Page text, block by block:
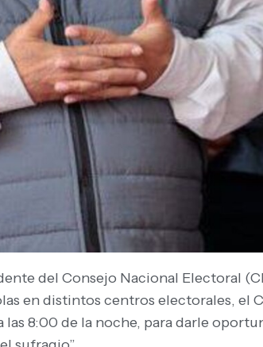
del Consejo Nacional Electoral
en distintos centros electorales, el
8:00 de la noche, para darle